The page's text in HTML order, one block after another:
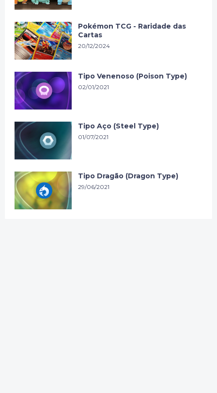
Pokémon TCG - Raridade das
Cartas
20/12/2024
Tipo Venenoso (Poison Type)
02/01/2021
Tipo Aço (Steel Type)
01/07/2021
Tipo Dragão (Dragon Type)
29/06/2021